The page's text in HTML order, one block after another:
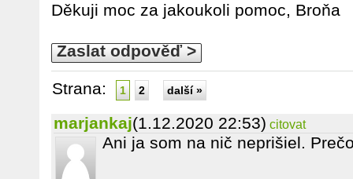
Děkuji moc za jakoukoli pomoc, Broňa
Zaslat odpověď >
Strana: 1 2 další »
marjankaj(1.12.2020 22:53) citovat
Ani ja som na nič neprišiel.